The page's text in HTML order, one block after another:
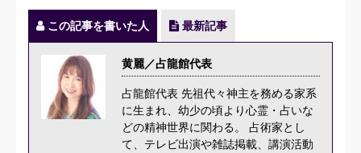
この記事を書いた人 最新記事
黄麗／占龍館代表
占龍館代表 先祖代々神主を務める家系
に生まれ、幼少の頃より心霊・占いな
どの精神世界に関わる。 占術家とし
て、テレビ出演や雑誌掲載、講演活動